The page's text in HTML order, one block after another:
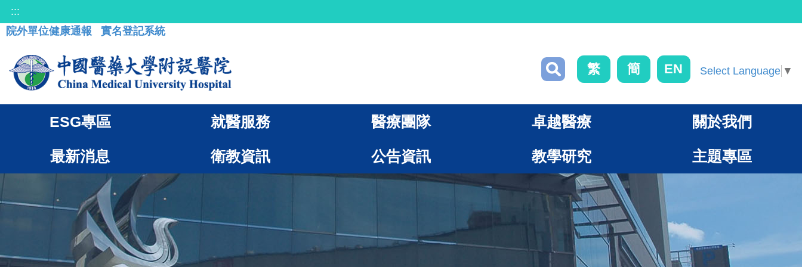
:::
院外單位健康通報
實名登記系統
繁 簡 EN Select Language ▼
ESG專區 就醫服務 醫療團隊 卓越醫療 關於我們
最新消息 衛教資訊 公告資訊 教學研究 主題專區